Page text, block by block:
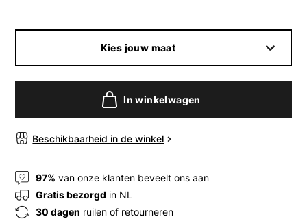
Kies jouw maat
In winkelwagen
Beschikbaarheid in de winkel
97% van onze klanten beveelt ons aan
Gratis bezorgd in NL
30 dagen ruilen of retourneren